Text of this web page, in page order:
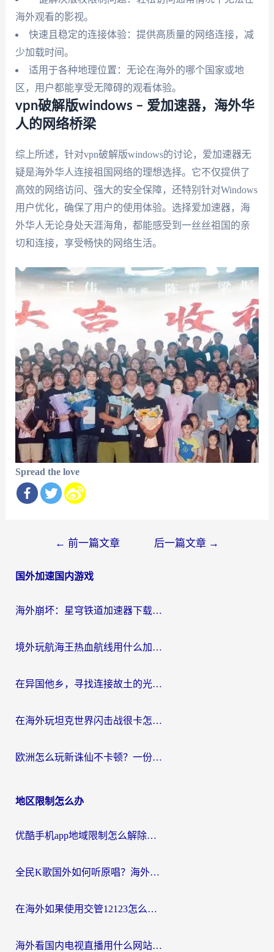
海外观看的影视。
快速且稳定的连接体验：提供高质量的网络连接，减
少加载时间。
适用于各种地理位置：无论在海外的哪个国家或地
区，用户都能享受无障碍的观看体验。
vpn破解版windows – 爱加速器，海外华
人的网络桥梁
综上所述，针对vpn破解版windows的讨论，爱加速器无
疑是海外华人连接祖国网络的理想选择。它不仅提供了
高效的网络访问、强大的安全保障，还特别针对Windows
用户优化，确保了用户的使用体验。选择爱加速器，海
外华人无论身处天涯海角，都能感受到一丝丝祖国的亲
切和连接，享受畅快的网络生活。
Spread the love
导
← 前一篇文章 后一篇文章 →
国外加速国内游戏
海外崩坏：星穹铁道加速器下载安装：一份给游子的终极网络指南
境外玩航海王热血航线用什么加速器？2026海外玩家实测最优方案（附欧洲问道堡垒前线加速技巧）
在异国他乡，寻找连接故土的光明大陆免费加速器
在海外玩坦克世界闪击战很卡怎么办？老玩家亲测有效的加速器选择指南
欧洲怎么玩新诛仙不卡顿？一份给海外游子的国服游戏畅玩指南
地区限制怎么办
优酷手机app地域限制怎么解除？海外党亲测有效的追剧方案
全民K歌国外如何听原唱？海外党亲测有效的回国加速器选择指南
在海外如果使用交管12123怎么处理？留学生亲测有效的回国加速方案
海外看国内电视直播用什么网站比较好？一篇解决你所有追剧难题的实用指南